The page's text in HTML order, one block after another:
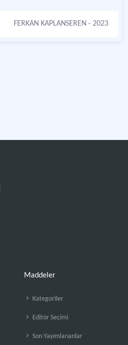
FERKAN KAPLANSEREN - 2023
Maddeler
Kategoriler
Editör Seçimi
Son Yayımlananlar